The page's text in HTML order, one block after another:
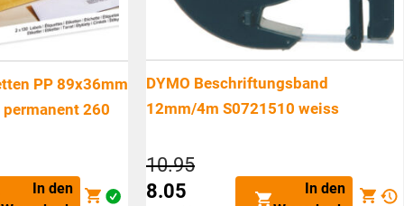
PP 89x36mm
260
In den
DYMO Beschriftungsband
12mm/4m S0721510 weiss
10.95Ursprünglicher
Preis
war:
8.05
In den